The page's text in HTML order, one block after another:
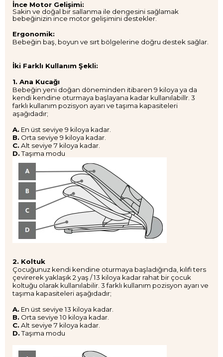
İnce Motor Gelişimi:
Sakin ve doğal bir sallanma ile dengesini sağlamak
bebeğinizin ince motor gelişimini destekler.
Ergonomik:
Bebeğin baş, boyun ve sırt bölgelerine doğru destek sağlar.
İki Farklı Kullanım Şekli:
1. Ana Kucağı
Bebeğin yeni doğan döneminden itibaren 9 kiloya ya da
kendi kendine oturmaya başlayana kadar kullanılabillr. 3
farklı kullanım pozisyon ayarı ve taşıma kapasiteleri
aşağıdadır;
A. En üst seviye 9 kiloya kadar.
B. Orta seviye 9 kiloya kadar.
C. Alt seviye 7 kiloya kadar.
D.Taşıma modu
2. Koltuk
Çocuğunuz kendi kendine oturmaya başladığında, kılıfı ters
çevirerek yaklaşık 2 yaş / 13 kiloya kadar rahat bir çocuk
koltuğu olarak kullanılabilir. 3 farklı kullanım pozisyon ayarı ve
taşıma kapasiteleri aşağıdadır;
A. En üst seviye 13 kiloya kadar.
B. Orta seviye 10 kiloya kadar.
C. Alt seviye 7 kiloya kadar.
D.Taşıma modu